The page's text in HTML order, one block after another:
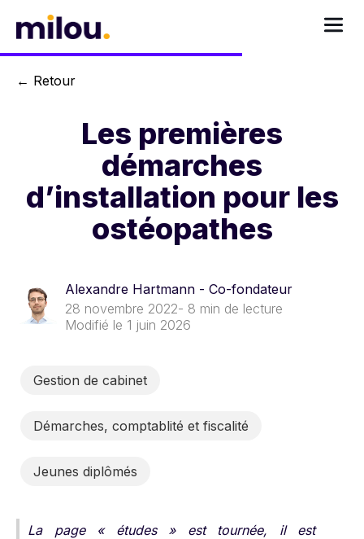
← Retour
Les premières
démarches
d’installation pour les
ostéopathes
Alexandre Hartmann - Co-fondateur
28 novembre 2022- 8 min de lecture
Modifié le 1 juin 2026
Gestion de cabinet
Démarches, comptablité et fiscalité
Jeunes diplômés
La page « études » est tournée, il est